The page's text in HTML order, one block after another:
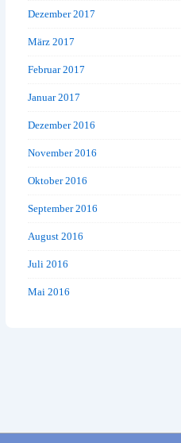
Dezember 2017
März 2017
Februar 2017
Januar 2017
Dezember 2016
November 2016
Oktober 2016
September 2016
August 2016
Juli 2016
Mai 2016